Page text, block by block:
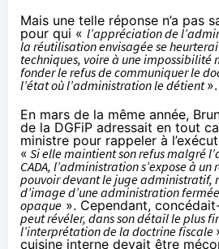
Mais une telle réponse n’a pas
pour qui « l’appréciation de
la réutilisation envisagée se
techniques, voire à une impossibilité
fonder le refus de communiquer le
l’état où l’administration le détient».
En mars de la même année,
de la DGFiP adressait en tout
ministre pour rappeler à
« Si elle maintient son refus malgré
CADA, l’administration s’expose à un
pouvoir devant le juge administratif,
d’image d’une administration
opaque ». Cependant,
peut révéler, dans son détail le plus
l’interprétation de la doctrine fiscale
cuisine interne devait être